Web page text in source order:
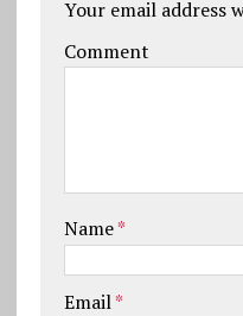
Your email address
Comment
Name*
Email*